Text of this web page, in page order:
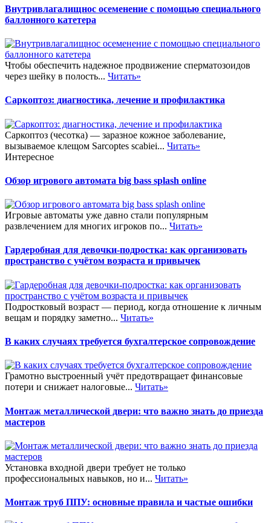
Внутривлагалищнос осеменение с помощью специального
баллонного катетера
Чтобы обеспечить надежное продвижение сперматозоидов
через шейку в полость... Читать»
Саркоптоз: диагностика, лечение и профилактика
Саркоптоз (чесотка) — заразное кожное заболевание,
вызываемое клещом Sarcoptes scabiei... Читать»
Интересное
Обзор игрового автомата big bass splash online
Игровые автоматы уже давно стали популярным
развлечением для многих игроков по... Читать»
Гардеробная для девочки-подростка: как организовать
пространство с учётом возраста и привычек
Подростковый возраст — период, когда отношение к личным
вещам и порядку заметно... Читать»
В каких случаях требуется бухгалтерское сопровождение
Грамотно выстроенный учёт предотвращает финансовые
потери и снижает налоговые... Читать»
Монтаж металлической двери: что важно знать до приезда
мастеров
Установка входной двери требует не только
профессиональных навыков, но и... Читать»
Монтаж труб ППУ: основные правила и частые ошибки